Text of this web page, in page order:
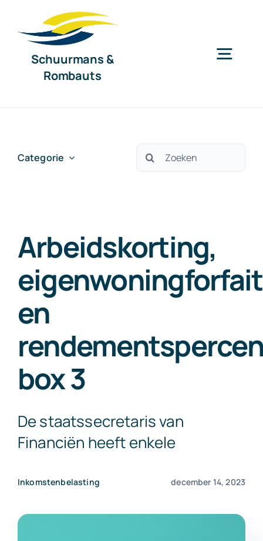
naar
Schuurmans &
Rombauts
Nieuws
Exact Online
Categorie
Zoeken
Arbeidskorting,
eigenwoningforfait
en
box 3
De staatssecretaris van
Financiën heeft enkele
Inkomstenbelasting december 14, 2023